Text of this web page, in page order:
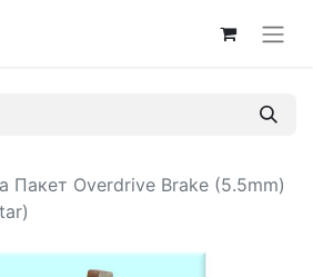
Пакет Overdrive Brake (5.5mm)